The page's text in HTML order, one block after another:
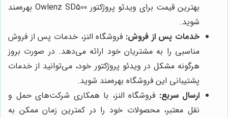
بهترین قیمت برای ویدئو پروژکتور Owlenz SD500 بهره‌مند
شوید.
خدمات پس از فروش: فروشگاه النز، خدمات پس از فروش
مناسبی را به مشتریان خود ارائه می‌دهد. در صورت بروز
هرگونه مشکل در ویدئو پروژکتور خود، می‌توانید از خدمات
پشتیبانی این فروشگاه بهره‌مند شوید.
ارسال سریع: فروشگاه النز، با همکاری شرکت‌های حمل و
نقل معتبر، محصولات خود را در کمترین زمان ممکن به